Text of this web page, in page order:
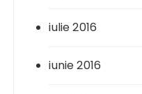
iulie 2016
iunie 2016